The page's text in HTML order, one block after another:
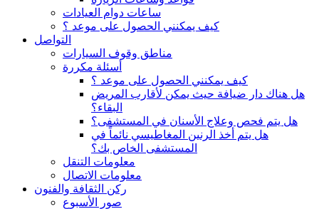
ساعات دوام العيادات
كيف يمكنني الحصول على موعد ؟
التواصل
مناطق وقوف السيارات
أسئلة مكررة
كيف يمكنني الحصول على موعد ؟
هل هناك دار ضيافة حيث يمكن لأقارب المريض
البقاء؟
هل يتم فحص وعلاج الأسنان في المستشفى؟
هل يتم أخذ الرنين المغاطيسي نائماً في
المستشفى الخاص بك؟
معلومات التنقل
معلومات الاتصال
ركن الثقافة والفنون
صور الأسبوع